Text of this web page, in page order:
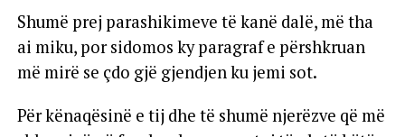
Shumë prej parashikimeve të kanë dalë, më tha
ai miku, por sidomos ky paragraf e përshkruan
më mirë se çdo gjë gjendjen ku jemi sot.
Për kënaqësinë e tij dhe të shumë njerëzve që më